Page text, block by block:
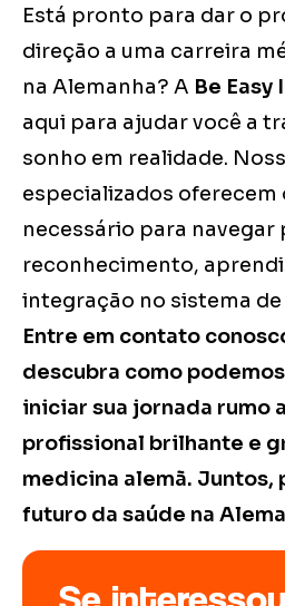
Está pronto para dar o
direção a uma carreira
na Alemanha? A Be
aqui para ajudar você a
sonho em realidade.
especializados oferecem
necessário para navegar
reconhecimento,
integração no sistema de
Entre em contato
descubra como
iniciar sua jornada rumo
profissional brilhante e
medicina alemã. Juntos,
futuro da saúde na